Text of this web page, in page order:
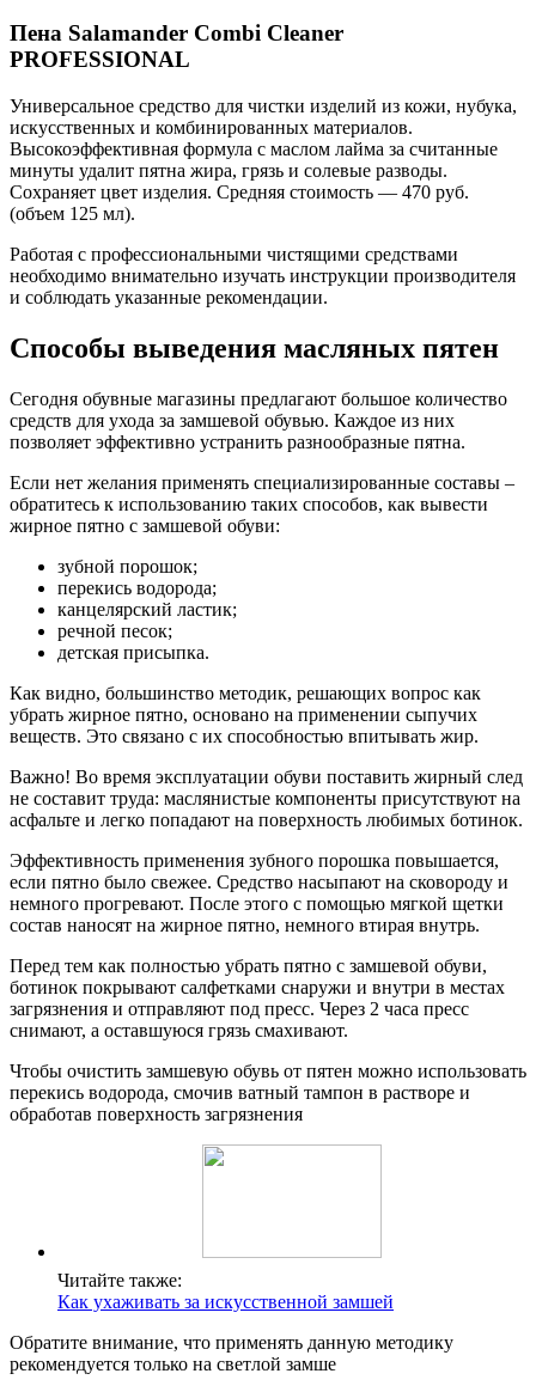
Пена Salamander Combi Cleaner
PROFESSIONAL
Универсальное средство для чистки изделий из кожи, нубука,
искусственных и комбинированных материалов.
Высокоэффективная формула с маслом лайма за считанные
минуты удалит пятна жира, грязь и солевые разводы.
Сохраняет цвет изделия. Средняя стоимость — 470 руб.
(объем 125 мл).
Работая с профессиональными чистящими средствами
необходимо внимательно изучать инструкции производителя
и соблюдать указанные рекомендации.
Способы выведения масляных пятен
Сегодня обувные магазины предлагают большое количество
средств для ухода за замшевой обувью. Каждое из них
позволяет эффективно устранить разнообразные пятна.
Если нет желания применять специализированные составы –
обратитесь к использованию таких способов, как вывести
жирное пятно с замшевой обуви:
зубной порошок;
перекись водорода;
канцелярский ластик;
речной песок;
детская присыпка.
Как видно, большинство методик, решающих вопрос как
убрать жирное пятно, основано на применении сыпучих
веществ. Это связано с их способностью впитывать жир.
Важно! Во время эксплуатации обуви поставить жирный след
не составит труда: маслянистые компоненты присутствуют на
асфальте и легко попадают на поверхность любимых ботинок.
Эффективность применения зубного порошка повышается,
если пятно было свежее. Средство насыпают на сковороду и
немного прогревают. После этого с помощью мягкой щетки
состав наносят на жирное пятно, немного втирая внутрь.
Перед тем как полностью убрать пятно с замшевой обуви,
ботинок покрывают салфетками снаружи и внутри в местах
загрязнения и отправляют под пресс. Через 2 часа пресс
снимают, а оставшуюся грязь смахивают.
Чтобы очистить замшевую обувь от пятен можно использовать
перекись водорода, смочив ватный тампон в растворе и
обработав поверхность загрязнения
Читайте также:
Как ухаживать за искусственной замшей
Обратите внимание, что применять данную методику
рекомендуется только на светлой замше